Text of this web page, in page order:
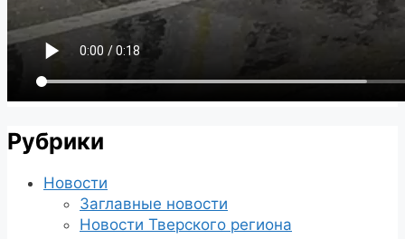
Рубрики
Новости
Заглавные новости
Новости Тверского региона